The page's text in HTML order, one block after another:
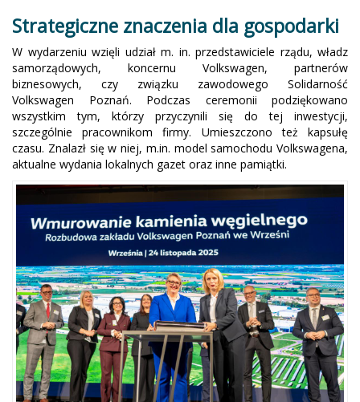
Strategiczne znaczenia dla gospodarki
W wydarzeniu wzięli udział m. in. przedstawiciele rządu, władz
samorządowych, koncernu Volkswagen, partnerów
biznesowych, czy związku zawodowego Solidarność
Volkswagen Poznań. Podczas ceremonii podziękowano
wszystkim tym, którzy przyczynili się do tej inwestycji,
szczególnie pracownikom firmy. Umieszczono też kapsułę
czasu. Znalazł się w niej, m.in. model samochodu Volkswagena,
aktualne wydania lokalnych gazet oraz inne pamiątki.